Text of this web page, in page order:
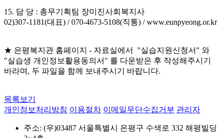
15. 담 당 : 총무기획팀 장미진사회복지사
02)307-1181(대표) / 070-4673-5108(직통) / www.eunpyeong.or.kr
★ 은평복지관 홈페이지 - 자료실에서 "실습지원신청서" 와
"실습생 개인정보활용동의서" 를 다운받은 후 작성해주시기
바라며, 두 파일을 함께 보내주시기 바랍니다.
목록보기
개인정보처리방침 이용절차 이메일무단수집거부 관리자
주소: (우)03487 서울특별시 은평구 수색로 332 해평빌딩